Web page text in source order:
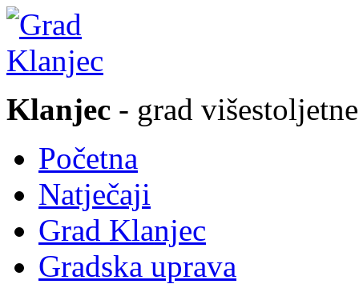
Klanjec - grad
Početna
Natječaji
Grad Klanjec
Gradska uprava